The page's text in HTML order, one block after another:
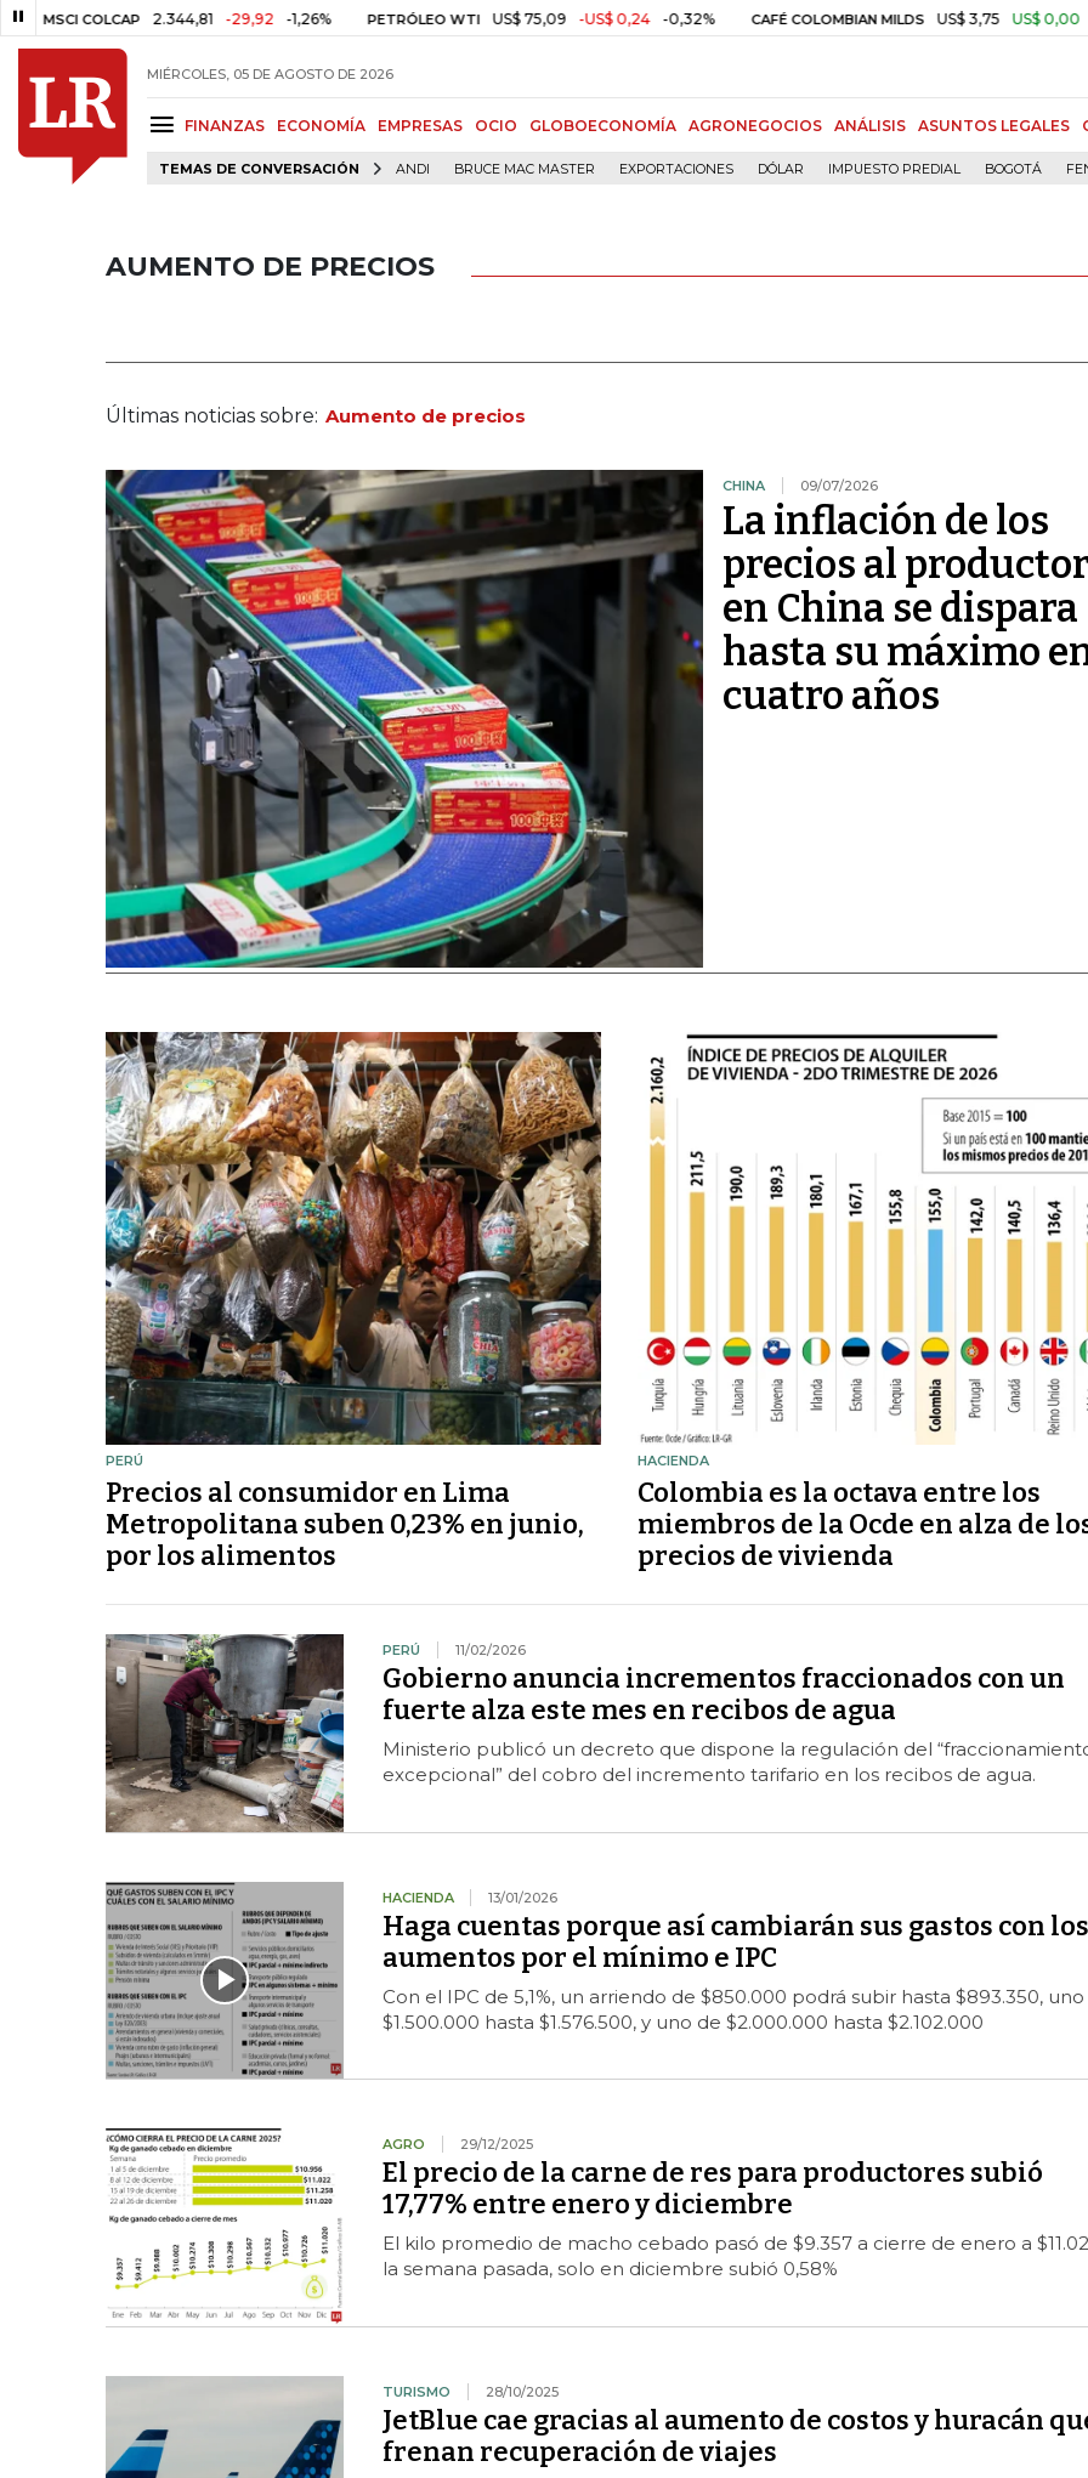
COLCAP 2.344,81 -29,92 -1,26% PETRÓLEO WTI US$ 75,09 -US$ 0,24 -0,32% CAFÉ COLOMBIAN MILDS US$ 3,75 US$ 0,00 +0,01%
MIÉRCOLES, 05 DE AGOSTO DE 2026
FINANZAS ECONOMÍA EMPRESAS OCIO GLOBOECONOMÍA AGRONEGOCIOS ANÁLISIS ASUNTOS LEGALES
TEMAS DE CONVERSACIÓN ANDI BRUCE MAC MASTER EXPORTACIONES DÓLAR IMPUESTO PREDIAL BOGOTÁ
AUMENTO DE PRECIOS
Últimas noticias sobre: Aumento de precios
CHINA 09/07/2026
La inflación de los
precios al
en China se dispara
hasta su máximo
cuatro años
PERÚ
Precios al consumidor en Lima
Metropolitana suben 0,23% en junio,
por los alimentos
HACIENDA
Colombia es la octava entre los
miembros de la Ocde en alza de
precios de vivienda
PERÚ 11/02/2026
Gobierno anuncia incrementos fraccionados con un
fuerte alza este mes en recibos de agua
Ministerio publicó un decreto que dispone la regulación del
excepcional” del cobro del incremento tarifario en los recibos de agua.
HACIENDA 13/01/2026
Haga cuentas porque así cambiarán sus gastos con los
aumentos por el mínimo e IPC
Con el IPC de 5,1%, un arriendo de $850.000 podrá subir hasta $893.350,
$1.500.000 hasta $1.576.500, y uno de $2.000.000 hasta $2.102.000
AGRO 29/12/2025
El precio de la carne de res para productores subió
17,77% entre enero y diciembre
El kilo promedio de macho cebado pasó de $9.357 a cierre de enero a
la semana pasada, solo en diciembre subió 0,58%
TURISMO 28/10/2025
JetBlue cae gracias al aumento de costos y huracán
frenan recuperación de viajes